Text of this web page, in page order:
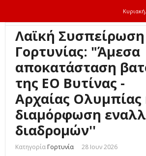
Λαϊκή Συσπείρωση
Γορτυνίας: "Άμεσα
αποκατάσταση
της ΕΟ Βυτίνας -
Αρχαίας Ολυμπίας
διαμόρφωση
διαδρομών''
Κατηγορία Γορτυνία 28 Ιουν 2026